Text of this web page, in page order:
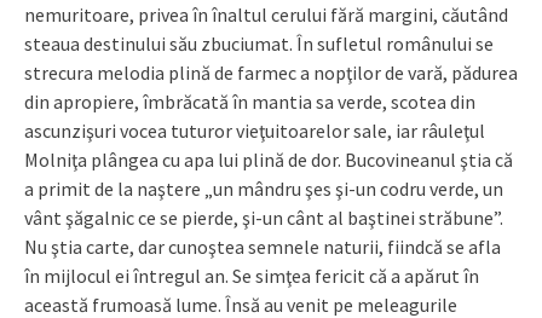
nemuritoare, privea în înaltul cerului fără margini, căutând
steaua destinului său zbuciumat. În sufletul românului se
strecura melodia plină de farmec a nopţilor de vară, pădurea
din apropiere, îmbrăcată în mantia sa verde, scotea din
ascunzişuri vocea tuturor vieţuitoarelor sale, iar râuleţul
Molniţa plângea cu apa lui plină de dor. Bucovineanul ştia că
a primit de la naştere „un mândru şes şi-un codru verde, un
vânt şăgalnic ce se pierde, şi-un cânt al baştinei străbune”.
Nu ştia carte, dar cunoştea semnele naturii, fiindcă se afla
în mijlocul ei întregul an. Se simţea fericit că a apărut în
această frumoasă lume. Însă au venit pe meleagurile